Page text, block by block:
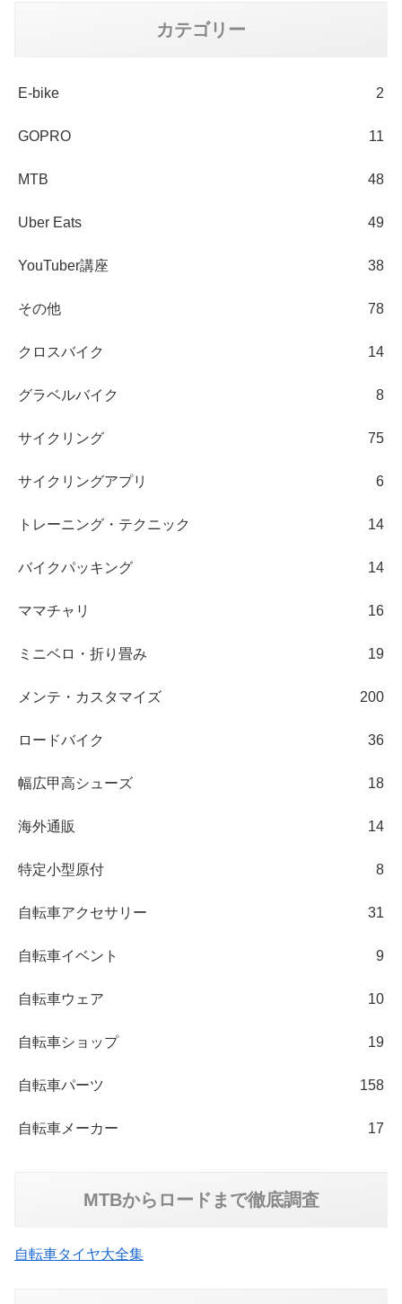
カテゴリー
E-bike 2
GOPRO 11
MTB 48
Uber Eats 49
YouTuber講座 38
その他 78
クロスバイク 14
グラベルバイク 8
サイクリング 75
サイクリングアプリ 6
トレーニング・テクニック 14
バイクパッキング 14
ママチャリ 16
ミニベロ・折り畳み 19
メンテ・カスタマイズ 200
ロードバイク 36
幅広甲高シューズ 18
海外通販 14
特定小型原付 8
自転車アクセサリー 31
自転車イベント 9
自転車ウェア 10
自転車ショップ 19
自転車パーツ 158
自転車メーカー 17
MTBからロードまで徹底調査
自転車タイヤ大全集